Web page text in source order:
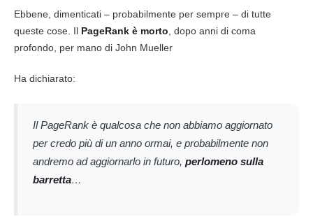
Ebbene, dimenticati – probabilmente per sempre – di tutte
queste cose. Il PageRank è morto , dopo anni di coma
profondo, per mano di John Mueller
Ha dichiarato:
Il PageRank è qualcosa che non abbiamo aggiornato
per credo più di un anno ormai, e probabilmente non
andremo ad aggiornarlo in futuro, perlomeno sulla
barretta…